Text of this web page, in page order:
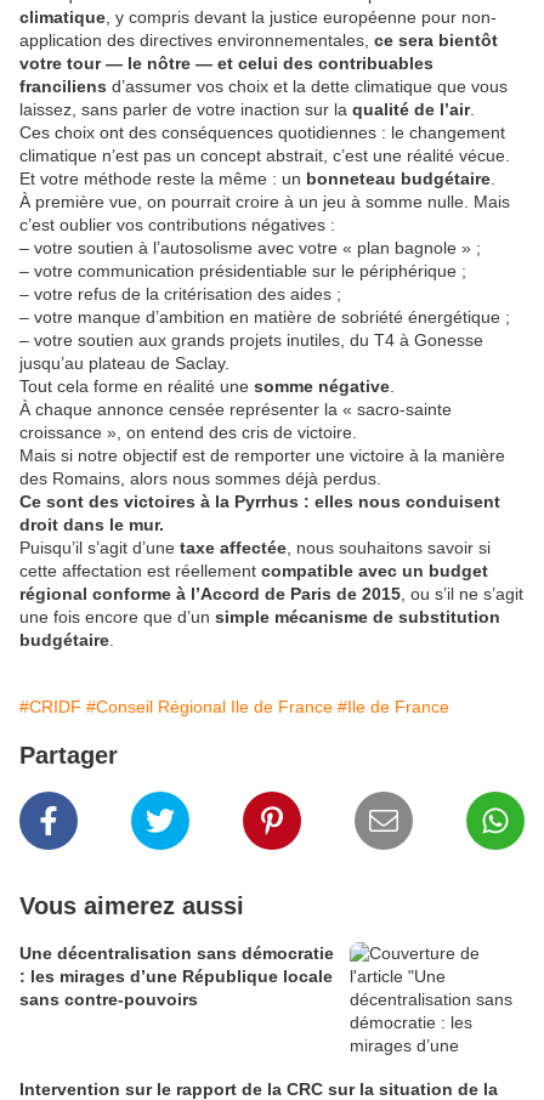
climatique , y compris devant la justice européenne pour non-
application des directives environnementales, ce sera bientôt
votre tour — le nôtre — et celui des contribuables
franciliens d’assumer vos choix et la dette climatique que vous
laissez, sans parler de votre inaction sur la qualité de l’air.
Ces choix ont des conséquences quotidiennes : le changement
climatique n’est pas un concept abstrait, c’est une réalité vécue.
Et votre méthode reste la même : un bonneteau budgétaire
À première vue, on pourrait croire à un jeu à somme nulle. Mais
c’est oublier vos contributions négatives :
– votre soutien à l’autosolisme avec votre « plan bagnole » ;
– votre communication présidentiable sur le périphérique ;
– votre refus de la critérisation des aides ;
– votre manque d’ambition en matière de sobriété énergétique ;
– votre soutien aux grands projets inutiles, du T4 à Gonesse
jusqu’au plateau de Saclay.
Tout cela forme en réalité une somme négative
À chaque annonce censée représenter la « sacro-sainte
croissance », on entend des cris de victoire.
Mais si notre objectif est de remporter une victoire à la manière
des Romains, alors nous sommes déjà perdus.
Ce sont des victoires à la Pyrrhus : elles nous conduisent
droit dans le mur.
Puisqu’il s’agit d’une taxe affectée , nous souhaitons savoir si
cette affectation est réellement compatible avec un budget
régional conforme à l’Accord de Paris de 2015 , ou s’il ne s’agit
une fois encore que d’un simple mécanisme de substitution
budgétaire
#CRIDF #Conseil Régional Ile de France #Ile de France
Partager
Vous aimerez aussi
Une décentralisation sans démocratie
: les mirages d’une République locale
sans contre-pouvoirs
Intervention sur le rapport de la CRC sur la situation de la